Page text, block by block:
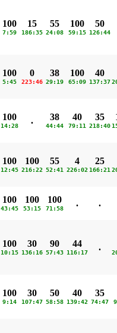
100
7:59
15
186:35
55
24:08
100
59:15
50
126:44
100
5:45
0
223:46
38
29:19
100
65:09
40
137:37
100
14:28
. 38
44:44
40
79:11
35
218:40
100
12:45
100
216:22
55
52:41
4
226:02
25
166:21
100
43:45
100
53:15
100
71:58
. .
100
10:15
30
136:16
90
57:43
44
116:17
.
100
9:14
30
107:47
50
58:58
40
139:42
35
74:47